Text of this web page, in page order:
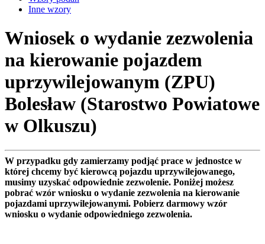
Inne wzory
Wniosek o wydanie zezwolenia
na kierowanie pojazdem
uprzywilejowanym (ZPU)
Bolesław (Starostwo Powiatowe
w Olkuszu)
W przypadku gdy zamierzamy podjąć prace w jednostce w
której chcemy być kierowcą pojazdu uprzywilejowanego,
musimy uzyskać odpowiednie zezwolenie. Poniżej możesz
pobrać wzór wniosku o wydanie zezwolenia na kierowanie
pojazdami uprzywilejowanymi. Pobierz darmowy wzór
wniosku o wydanie odpowiedniego zezwolenia.